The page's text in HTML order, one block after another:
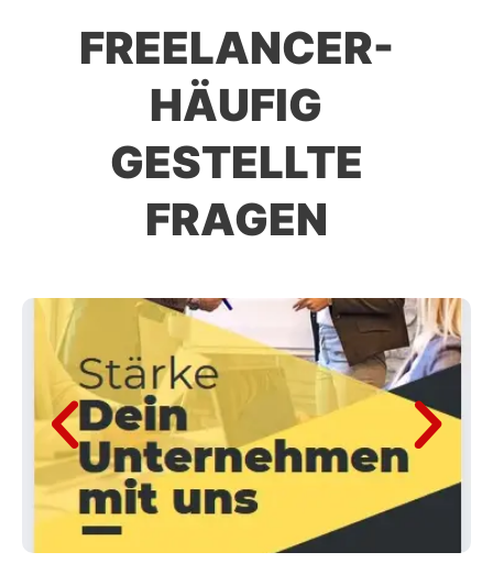
FREELANCER-
HÄUFIG
GESTELLTE
FRAGEN